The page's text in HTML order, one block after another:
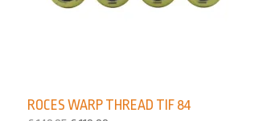
ROCES WARP THREAD TIF 84